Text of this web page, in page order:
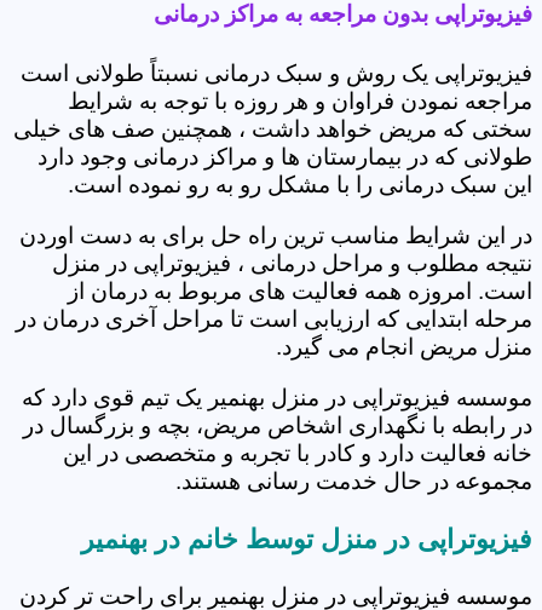
فیزیوتراپی بدون مراجعه به مراکز درمانی
فیزیوتراپی یک روش و سبک درمانی نسبتاً طولانی است
مراجعه نمودن فراوان و هر روزه با توجه به شرایط
سختی که مریض خواهد داشت ، همچنین صف های خیلی
طولانی که در بیمارستان ها و مراکز درمانی وجود دارد
این سبک درمانی را با مشکل رو به رو نموده است.
در این شرایط مناسب ترین راه حل برای به دست اوردن
نتیجه مطلوب و مراحل درمانی ، فیزیوتراپی در منزل
است. امروزه همه فعالیت های مربوط به درمان از
مرحله ابتدایی که ارزیابی است تا مراحل آخری درمان در
منزل مریض انجام می گیرد.
موسسه فیزیوتراپی در منزل بهنمیر یک تیم قوی دارد که
در رابطه با نگهداری اشخاص مریض، بچه و بزرگسال در
خانه فعالیت دارد و کادر با تجربه و متخصصی در این
مجموعه در حال خدمت رسانی هستند.
فیزیوتراپی در منزل توسط خانم در بهنمیر
موسسه فیزیوتراپی در منزل بهنمیر برای راحت تر کردن